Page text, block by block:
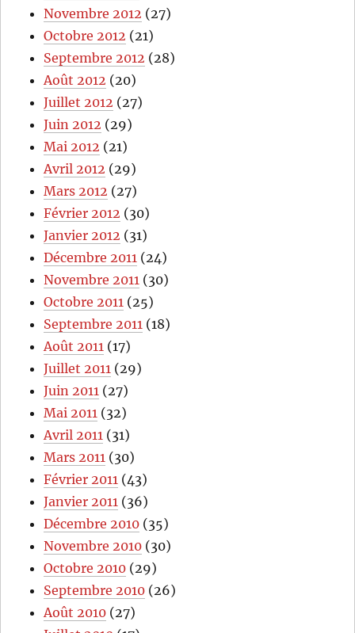
Novembre 2012 (27)
Octobre 2012 (21)
Septembre 2012 (28)
Août 2012 (20)
Juillet 2012 (27)
Juin 2012 (29)
Mai 2012 (21)
Avril 2012 (29)
Mars 2012 (27)
Février 2012 (30)
Janvier 2012 (31)
Décembre 2011 (24)
Novembre 2011 (30)
Octobre 2011 (25)
Septembre 2011 (18)
Août 2011 (17)
Juillet 2011 (29)
Juin 2011 (27)
Mai 2011 (32)
Avril 2011 (31)
Mars 2011 (30)
Février 2011 (43)
Janvier 2011 (36)
Décembre 2010 (35)
Novembre 2010 (30)
Octobre 2010 (29)
Septembre 2010 (26)
Août 2010 (27)